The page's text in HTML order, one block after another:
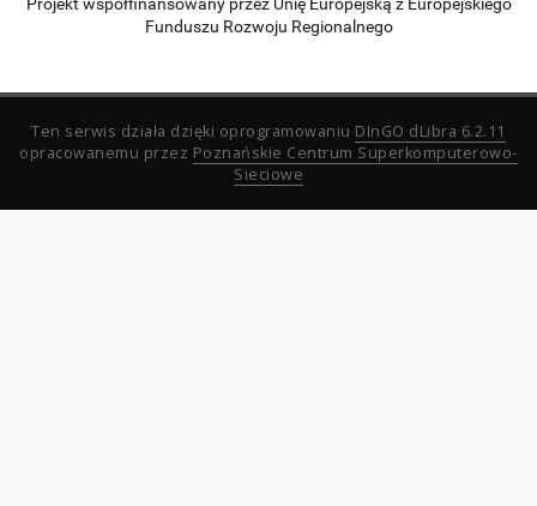
Funduszu Rozwoju Regionalnego
Ten serwis działa dzięki oprogramowaniu DInGO dLibra 6.2.11
opracowanemu przez Poznańskie Centrum Superkomputerowo-
Sieciowe